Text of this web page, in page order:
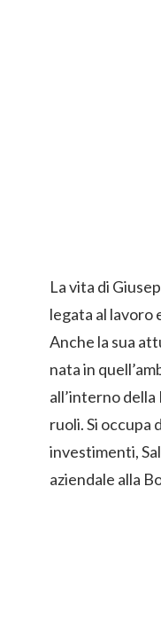
La vita di
legata al lavoro
Anche la sua
nata in
all’interno
ruoli. Si occupa
investimenti,
aziendale alla